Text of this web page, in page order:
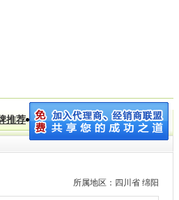
容化妆)|[河南省]张立明 (女装 男装
推荐 品牌加盟 搜索
所属地区：四川省 绵阳